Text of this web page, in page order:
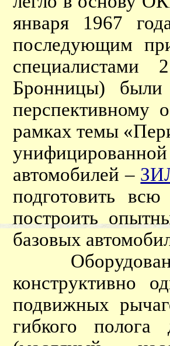
января 1967
последующим
специалистами
Бронницы) были
рамках темы
автомобилей –
подготовить
построить
базовых
конструктивно
подвижных
гибкого полога